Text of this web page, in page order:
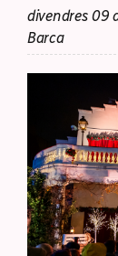
divendres 09
Barca